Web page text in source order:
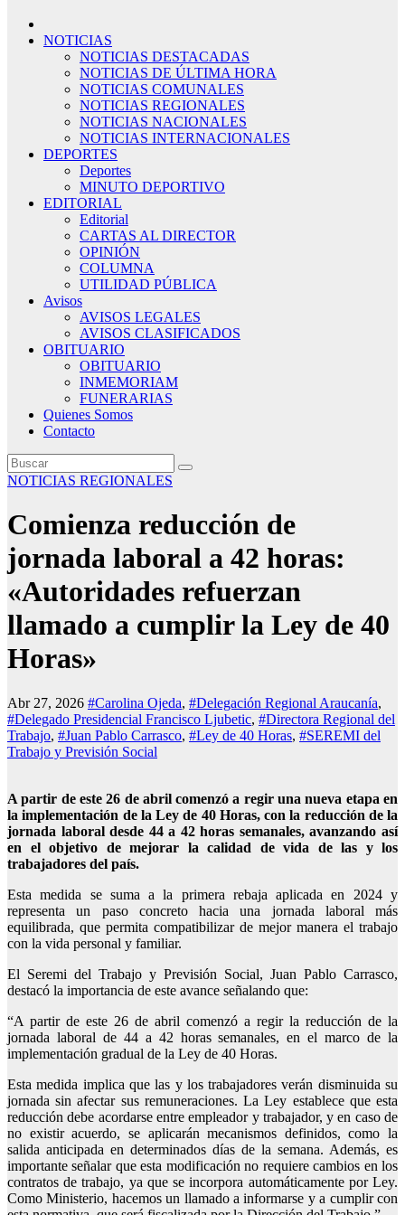
NOTICIAS
NOTICIAS DESTACADAS
NOTICIAS DE ÚLTIMA HORA
NOTICIAS COMUNALES
NOTICIAS REGIONALES
NOTICIAS NACIONALES
NOTICIAS INTERNACIONALES
DEPORTES
Deportes
MINUTO DEPORTIVO
EDITORIAL
Editorial
CARTAS AL DIRECTOR
OPINIÓN
COLUMNA
UTILIDAD PÚBLICA
Avisos
AVISOS LEGALES
AVISOS CLASIFICADOS
OBITUARIO
OBITUARIO
INMEMORIAM
FUNERARIAS
Quienes Somos
Contacto
NOTICIAS REGIONALES
Comienza reducción de
jornada laboral a 42 horas:
«Autoridades refuerzan
llamado a cumplir la Ley de 40
Horas»
Abr 27, 2026 #Carolina Ojeda, #Delegación Regional Araucanía,
#Delegado Presidencial Francisco Ljubetic, #Directora Regional del
Trabajo, #Juan Pablo Carrasco, #Ley de 40 Horas, #SEREMI del
Trabajo y Previsión Social
A partir de este 26 de abril comenzó a regir una nueva etapa en
la implementación de la Ley de 40 Horas, con la reducción de la
jornada laboral desde 44 a 42 horas semanales, avanzando así
en el objetivo de mejorar la calidad de vida de las y los
trabajadores del país.
Esta medida se suma a la primera rebaja aplicada en 2024 y
representa un paso concreto hacia una jornada laboral más
equilibrada, que permita compatibilizar de mejor manera el trabajo
con la vida personal y familiar.
El Seremi del Trabajo y Previsión Social, Juan Pablo Carrasco,
destacó la importancia de este avance señalando que:
“A partir de este 26 de abril comenzó a regir la reducción de la
jornada laboral de 44 a 42 horas semanales, en el marco de la
implementación gradual de la Ley de 40 Horas.
Esta medida implica que las y los trabajadores verán disminuida su
jornada sin afectar sus remuneraciones. La Ley establece que esta
reducción debe acordarse entre empleador y trabajador, y en caso de
no existir acuerdo, se aplicarán mecanismos definidos, como la
salida anticipada en determinados días de la semana. Además, es
importante señalar que esta modificación no requiere cambios en los
contratos de trabajo, ya que se incorpora automáticamente por Ley.
Como Ministerio, hacemos un llamado a informarse y a cumplir con